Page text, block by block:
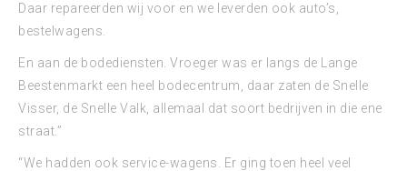
Daar repareerden wij voor en we leverden ook auto’s,
bestelwagens.
En aan de bodediensten. Vroeger was er langs de Lange
Beestenmarkt een heel bodecentrum, daar zaten de Snelle
Visser, de Snelle Valk, allemaal dat soort bedrijven in die ene
straat.”
“We hadden ook service-wagens. Er ging toen heel veel